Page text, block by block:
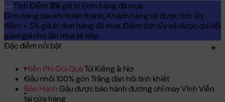
Tích Điểm 3% giá trị Đơn hàng đã mua
Đơn hàng sau khi hoàn thành, Khách hàng sẽ được tích lũy
điểm = 3% giá trị đơn hàng đã mua. Điểm tích lũy sẽ được qui đổi
giảm giá cho lần mua kế tiếp
Đặc điểm nổi bật
Miễn Phí Gói QuàTúi Kiếng & Nơ
Gấu nhồi 100% gòn Trắng đàn hồi tinh khiết
Bảo Hành Gấu được bảo hành đường chỉ may Vĩnh Viễn
tại cửa hàng